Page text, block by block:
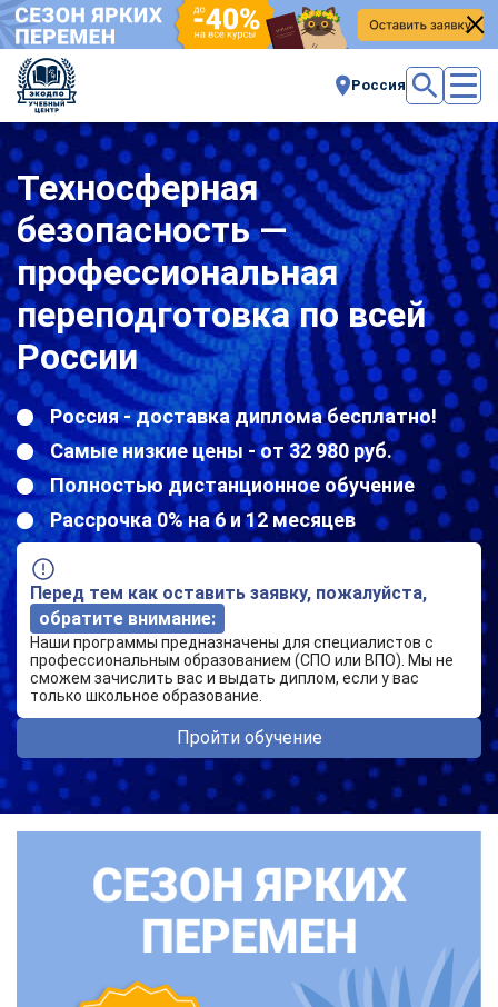
Россия
Техносферная
безопасность —
профессиональная
переподготовка по всей
России
Россия - доставка диплома бесплатно!
Самые низкие цены - от 32 980 руб.
Полностью дистанционное обучение
Рассрочка 0% на 6 и 12 месяцев
Перед тем как оставить заявку, пожалуйста,
обратите внимание:
Наши программы предназначены для специалистов с
профессиональным образованием (СПО или ВПО). Мы не
сможем зачислить вас и выдать диплом, если у вас
только школьное образование.
Пройти обучение